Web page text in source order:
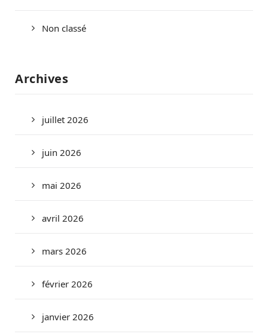
Non classé
Archives
juillet 2026
juin 2026
mai 2026
avril 2026
mars 2026
février 2026
janvier 2026